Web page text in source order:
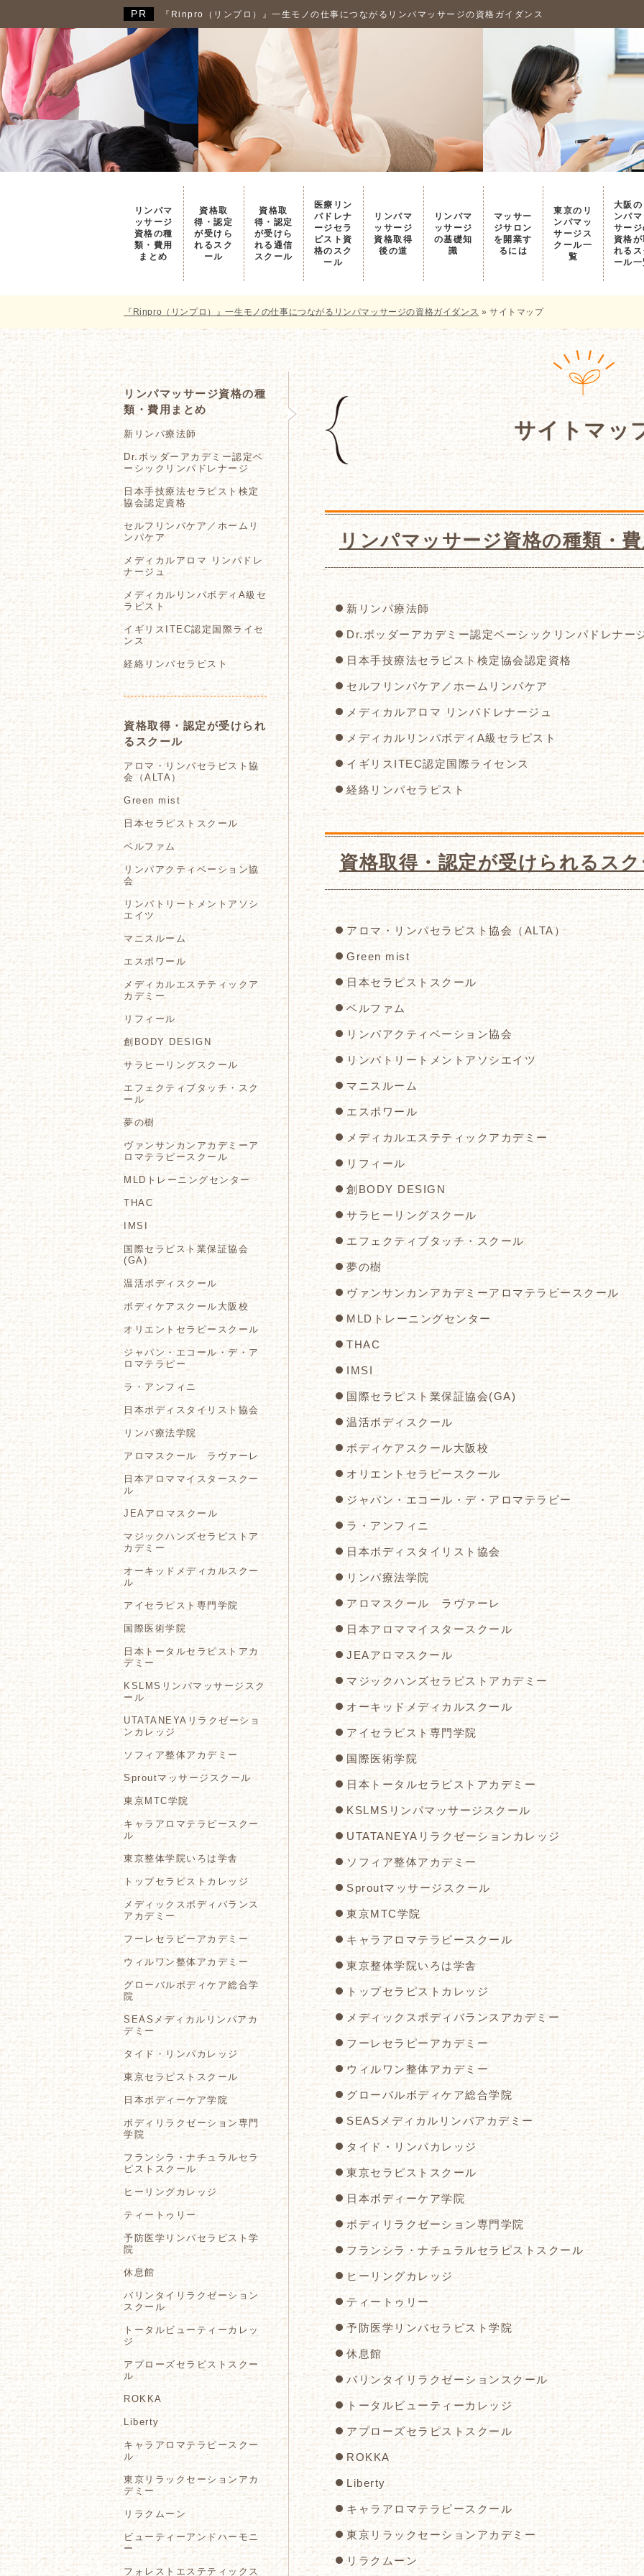
『Rinpro（リンプロ）』一生モノの仕事につながるリンパマッサージの資格ガイダンス
リンパマ
ッサージ
資格の種
類・費用
まとめ
資格取
得・認定
が受けら
れるスク
ール
資格取
得・認定
が受けら
れる通信
スクール
医療リン
パドレナ
ージセラ
ピスト資
格のスク
ール
リンパマ
ッサージ
資格取得
後の道
リンパマ
ッサージ
の基礎知
識
マッサー
ジサロン
を開業す
るには
東京のリ
ンパマッ
サージス
クール一
覧
大阪
ンパ
サー
資格
れる
ール
『Rinpro（リンプロ）』一生モノの仕事につながるリンパマッサージの資格ガイダンス »サイトマップ
サイトマッ
リンパマッサージ資格の種類・
新リンパ療法師
Dr.ボッダーアカデミー認定ベーシックリンパドレナー
日本手技療法セラピスト検定協会認定資格
セルフリンパケア／ホームリンパケア
メディカルアロマ リンパドレナージュ
メディカルリンパボディA級セラピスト
イギリスITEC認定国際ライセンス
経絡リンパセラピスト
資格取得・認定が受けられるス
アロマ・リンパセラピスト協会（ALTA）
Green mist
日本セラピストスクール
ベルファム
リンパアクティベーション協会
リンパトリートメントアソシエイツ
マニスルーム
エスポワール
メディカルエステティックアカデミー
リフィール
創BODY DESIGN
サラヒーリングスクール
エフェクティブタッチ・スクール
夢の樹
ヴァンサンカンアカデミーアロマテラピースクール
MLDトレーニングセンター
THAC
IMSI
国際セラピスト業保証協会(GA)
温活ボディスクール
ボディケアスクール大阪校
オリエントセラピースクール
ジャパン・エコール・デ・アロマテラピー
ラ・アンフィニ
日本ボディスタイリスト協会
リンパ療法学院
アロマスクール ラヴァーレ
日本アロママイスタースクール
JEAアロマスクール
マジックハンズセラピストアカデミー
オーキッドメディカルスクール
アイセラピスト専門学院
国際医術学院
日本トータルセラピストアカデミー
KSLMSリンパマッサージスクール
UTATANEYAリラクゼーションカレッジ
ソフィア整体アカデミー
Sproutマッサージスクール
東京MTC学院
キャラアロマテラピースクール
東京整体学院いろは学舎
トップセラピストカレッジ
メディックスボディバランスアカデミー
フーレセラピーアカデミー
ウィルワン整体アカデミー
グローバルボディケア総合学院
SEASメディカルリンパアカデミー
タイド・リンパカレッジ
東京セラピストスクール
日本ボディーケア学院
ボディリラクゼーション専門学院
フランシラ・ナチュラルセラピストスクール
ヒーリングカレッジ
ティートゥリー
予防医学リンパセラピスト学院
休息館
バリンタイリラクゼーションスクール
トータルビューティーカレッジ
アプローズセラピストスクール
ROKKA
Liberty
キャラアロマテラピースクール
東京リラックセーションアカデミー
リラクムーン
リンパマッサージ資格の種
類・費用まとめ
新リンパ療法師
Dr.ボッダーアカデミー認定ベ
ーシックリンパドレナージ
日本手技療法セラピスト検定
協会認定資格
セルフリンパケア／ホームリ
ンパケア
メディカルアロマ リンパドレ
ナージュ
メディカルリンパボディA級セ
ラピスト
イギリスITEC認定国際ライセ
ンス
経絡リンパセラピスト
資格取得・認定が受けられ
るスクール
アロマ・リンパセラピスト協
会（ALTA）
Green mist
日本セラピストスクール
ベルファム
リンパアクティベーション協
会
リンパトリートメントアソシ
エイツ
マニスルーム
エスポワール
メディカルエステティックア
カデミー
リフィール
創BODY DESIGN
サラヒーリングスクール
エフェクティブタッチ・スク
ール
夢の樹
ヴァンサンカンアカデミーア
ロマテラピースクール
MLDトレーニングセンター
THAC
IMSI
国際セラピスト業保証協会
(GA)
温活ボディスクール
ボディケアスクール大阪校
オリエントセラピースクール
ジャパン・エコール・デ・ア
ロマテラピー
ラ・アンフィニ
日本ボディスタイリスト協会
リンパ療法学院
アロマスクール ラヴァーレ
日本アロママイスタースクー
ル
JEAアロマスクール
マジックハンズセラピストア
カデミー
オーキッドメディカルスクー
ル
アイセラピスト専門学院
国際医術学院
日本トータルセラピストアカ
デミー
KSLMSリンパマッサージスク
ール
UTATANEYAリラクゼーショ
ンカレッジ
ソフィア整体アカデミー
Sproutマッサージスクール
東京MTC学院
キャラアロマテラピースクー
ル
東京整体学院いろは学舎
トップセラピストカレッジ
メディックスボディバランス
アカデミー
フーレセラピーアカデミー
ウィルワン整体アカデミー
グローバルボディケア総合学
院
SEASメディカルリンパアカ
デミー
タイド・リンパカレッジ
東京セラピストスクール
日本ボディーケア学院
ボディリラクゼーション専門
学院
フランシラ・ナチュラルセラ
ピストスクール
ヒーリングカレッジ
ティートゥリー
予防医学リンパセラピスト学
院
休息館
バリンタイリラクゼーション
スクール
トータルビューティーカレッ
ジ
アプローズセラピストスクー
ル
ROKKA
Liberty
キャラアロマテラピースクー
ル
東京リラックセーションアカ
デミー
リラクムーン
ビューティーアンドハーモニ
ー
フォレストエステティックス